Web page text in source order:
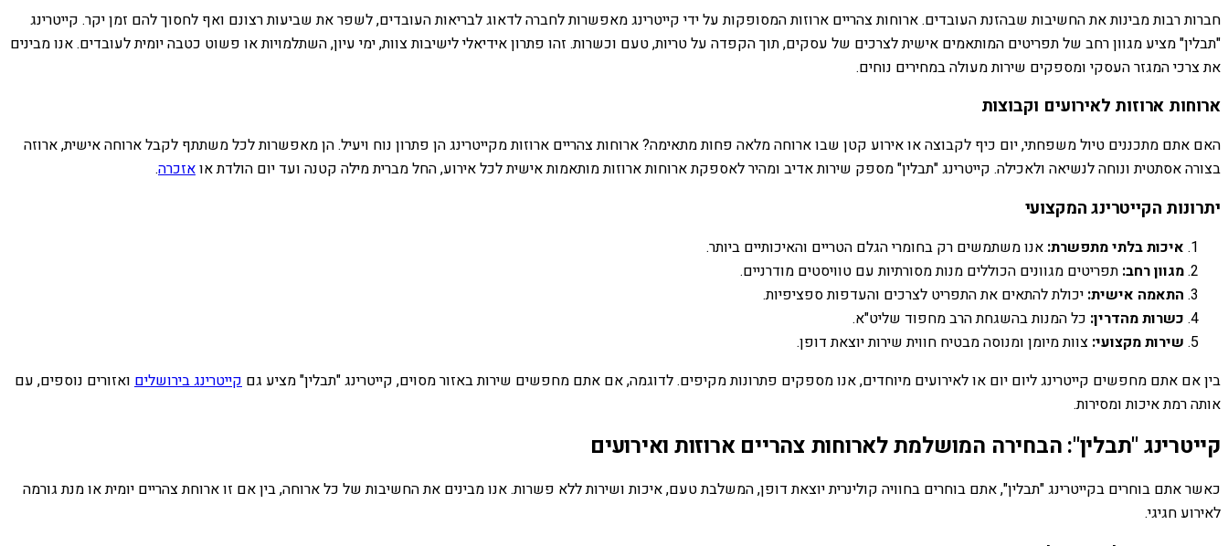
חברות רבות מבינות את החשיבות שבהזנת העובדים. ארוחות צהריים ארוזות המסופקות על ידי קייטרינג מאפשרות לחברה לדאוג לבריאות העובדים, לשפר את שביעות רצונם ואף לחסוך להם זמן יקר. קייטרינג
"תבלין" מציע מגוון רחב של תפריטים המותאמים אישית לצרכים של עסקים, תוך הקפדה על טריות, טעם וכשרות. זהו פתרון אידיאלי לישיבות צוות, ימי עיון, השתלמויות או פשוט כטבה יומית לעובדים. אנו מבינים
את צרכי המגזר העסקי ומספקים שירות מעולה במחירים נוחים.
ארוחות ארוזות לאירועים וקבוצות
האם אתם מתכננים טיול משפחתי, יום כיף לקבוצה או אירוע קטן שבו ארוחה מלאה פחות מתאימה? ארוחות צהריים ארוזות מקייטרינג הן פתרון נוח ויעיל. הן מאפשרות לכל משתתף לקבל ארוחה אישית, ארוזה
בצורה אסתטית ונוחה לנשיאה ולאכילה. קייטרינג "תבלין" מספק שירות אדיב ומהיר לאספקת ארוחות ארוזות מותאמות אישית לכל אירוע, החל מברית מילה קטנה ועד יום הולדת אואזכרה.
יתרונות הקייטרינג המקצועי
איכות בלתי מתפשרת: אנו משתמשים רק בחומרי הגלם הטריים והאיכותיים ביותר.
מגוון רחב: תפריטים מגוונים הכוללים מנות מסורתיות עם טוויסטים מודרניים.
התאמה אישית: יכולת להתאים את התפריט לצרכים והעדפות ספציפיות.
כשרות מהדרין: כל המנות בהשגחת הרב מחפוד שליט"א.
שירות מקצועי: צוות מיומן ומנוסה מבטיח חווית שירות יוצאת דופן.
בין אם אתם מחפשים קייטרינג ליום יום או לאירועים מיוחדים, אנו מספקים פתרונות מקיפים. לדוגמה, אם אתם מחפשים שירות באזור מסוים, קייטרינג "תבלין" מציע גם קייטרינג בירושלים ואזורים נוספים, עם
אותה רמת איכות ומסירות.
קייטרינג "תבלין": הבחירה המושלמת לארוחות צהריים ארוזות ואירועים
כאשר אתם בוחרים בקייטרינג "תבלין", אתם בוחרים בחוויה קולינרית יוצאת דופן, המשלבת טעם, איכות ושירות ללא פשרות. אנו מבינים את החשיבות של כל ארוחה, בין אם זו ארוחת צהריים יומית או מנת גורמה
לאירוע חגיגי.